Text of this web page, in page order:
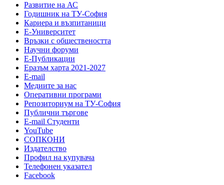
Развитие на АС
Годишник на ТУ-София
Кариера и възпитаници
Е-Университет
Връзки с обществеността
Научни форуми
Е-Публикации
Еразъм харта 2021-2027
E-mail
Медиите за нас
Оперативни програми
Репозиториум на ТУ-София
Публични търгове
Е-mail Студенти
YouTube
СОПКОНИ
Издателство
Профил на купувача
Телефонен указател
Facebook